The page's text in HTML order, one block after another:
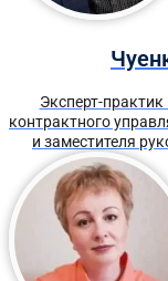
Эксперт-
контрактного
и заместителя